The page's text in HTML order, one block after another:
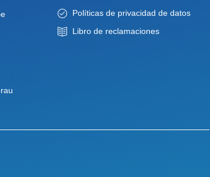
Políticas de privacidad de datos
Libro de reclamaciones